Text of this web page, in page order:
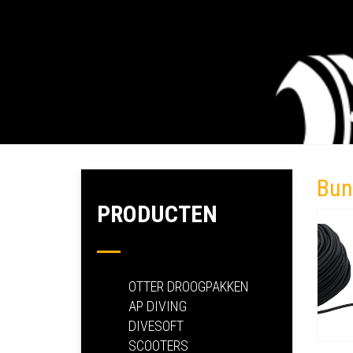
PRODUCTEN
OTTER DROOGPAKKEN
AP DIVING
DIVESOFT
SCOOTERS